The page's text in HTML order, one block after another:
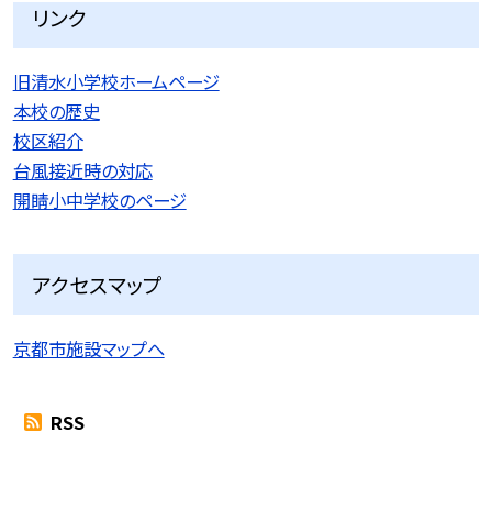
リンク
旧清水小学校ホームページ
本校の歴史
校区紹介
台風接近時の対応
開睛小中学校のページ
アクセスマップ
京都市施設マップへ
RSS